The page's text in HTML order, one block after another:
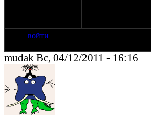
войти
mudak Вс, 04/12/2011 - 16:16